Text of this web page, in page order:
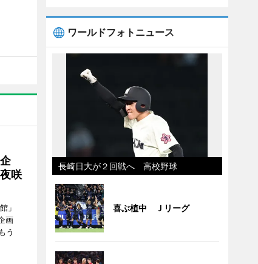
咲
」
画
う
ワールドフォトニュース
長崎日大が２回戦へ 高校野球
喜ぶ植中 Ｊリーグ